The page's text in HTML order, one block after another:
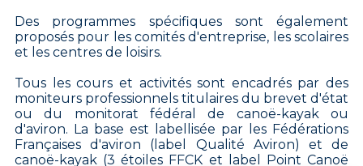
Des programmes spécifiques sont également
proposés pour les comités d'entreprise, les scolaires
et les centres de loisirs.
Tous les cours et activités sont encadrés par des
moniteurs professionnels titulaires du brevet d'état
ou du monitorat fédéral de canoë-kayak ou
d'aviron. La base est labellisée par les Fédérations
Françaises d'aviron (label Qualité Aviron) et de
canoë-kayak (3 étoiles FFCK et label Point Canoë